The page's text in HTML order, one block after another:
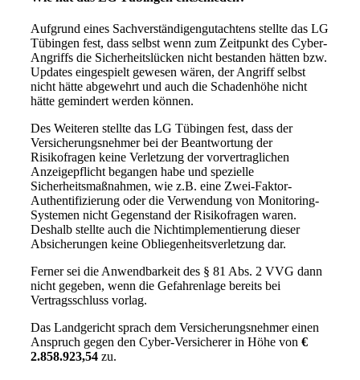
Aufgrund eines Sachverständigengutachtens stellte das LG
Tübingen fest, dass selbst wenn zum Zeitpunkt des Cyber-
Angriffs die Sicherheitslücken nicht bestanden hätten bzw.
Updates eingespielt gewesen wären, der Angriff selbst
nicht hätte abgewehrt und auch die Schadenhöhe nicht
hätte gemindert werden können.
Des Weiteren stellte das LG Tübingen fest, dass der
Versicherungsnehmer bei der Beantwortung der
Risikofragen keine Verletzung der vorvertraglichen
Anzeigepflicht begangen habe und spezielle
Sicherheitsmaßnahmen, wie z.B. eine Zwei-Faktor-
Authentifizierung oder die Verwendung von Monitoring-
Systemen nicht Gegenstand der Risikofragen waren.
Deshalb stellte auch die Nichtimplementierung dieser
Absicherungen keine Obliegenheitsverletzung dar.
Ferner sei die Anwendbarkeit des § 81 Abs. 2 VVG dann
nicht gegeben, wenn die Gefahrenlage bereits bei
Vertragsschluss vorlag.
Das Landgericht sprach dem Versicherungsnehmer einen
Anspruch gegen den Cyber-Versicherer in Höhe von €
2.858.923,54zu.